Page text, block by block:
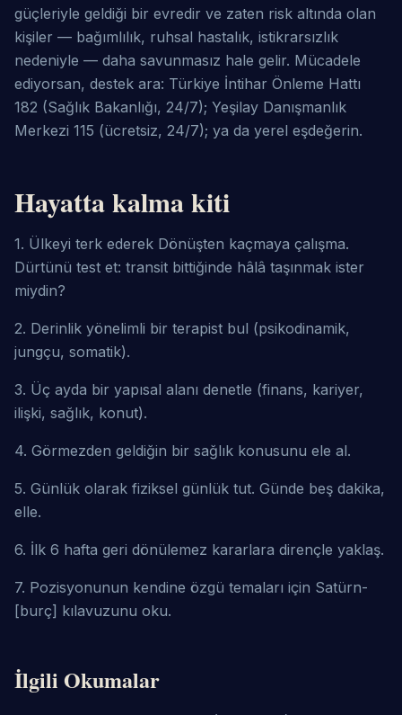
güçleriyle geldiği bir evredir ve zaten risk altında olan
kişiler — bağımlılık, ruhsal hastalık, istikrarsızlık
nedeniyle — daha savunmasız hale gelir. Mücadele
ediyorsan, destek ara: Türkiye İntihar Önleme Hattı
182 (Sağlık Bakanlığı, 24/7); Yeşilay Danışmanlık
Merkezi 115 (ücretsiz, 24/7); ya da yerel eşdeğerin.
Hayatta kalma kiti
1. Ülkeyi terk ederek Dönüşten kaçmaya çalışma.
Dürtünü test et: transit bittiğinde hâlâ taşınmak ister
miydin?
2. Derinlik yönelimli bir terapist bul (psikodinamik,
jungçu, somatik).
3. Üç ayda bir yapısal alanı denetle (finans, kariyer,
ilişki, sağlık, konut).
4. Görmezden geldiğin bir sağlık konusunu ele al.
5. Günlük olarak fiziksel günlük tut. Günde beş dakika,
elle.
6. İlk 6 hafta geri dönülemez kararlara dirençle yaklaş.
7. Pozisyonunun kendine özgü temaları için Satürn-
[burç] kılavuzunu oku.
İlgili Okumalar